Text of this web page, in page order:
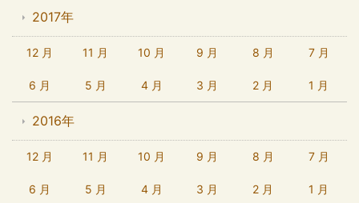
2017年
12 月 11 月 10 月 9 月 8 月 7 月
6 月 5 月 4 月 3 月 2 月 1 月
2016年
12 月 11 月 10 月 9 月 8 月 7 月
6 月 5 月 4 月 3 月 2 月 1 月